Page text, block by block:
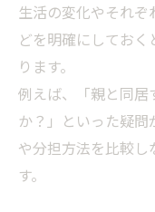
生活の変化やそれ
どを明確にしてお
ります。
例えば、「親と同
か？」といった疑
や分担方法を比較
す。